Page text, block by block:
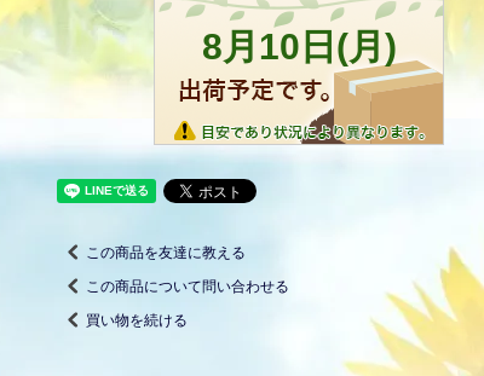
この商品を友達に教える
この商品について問い合わせる
買い物を続ける